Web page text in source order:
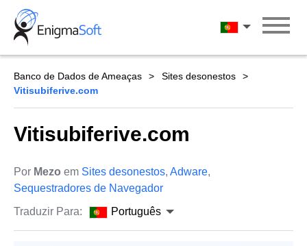
Skip
content
Português
Banco de Dados de Ameaças
Sites desonestos
Vitisubiferive.com
Vitisubiferive.com
Por Mezo em Sites desonestos, Adware,
Sequestradores de Navegador
Traduzir Para:
Português